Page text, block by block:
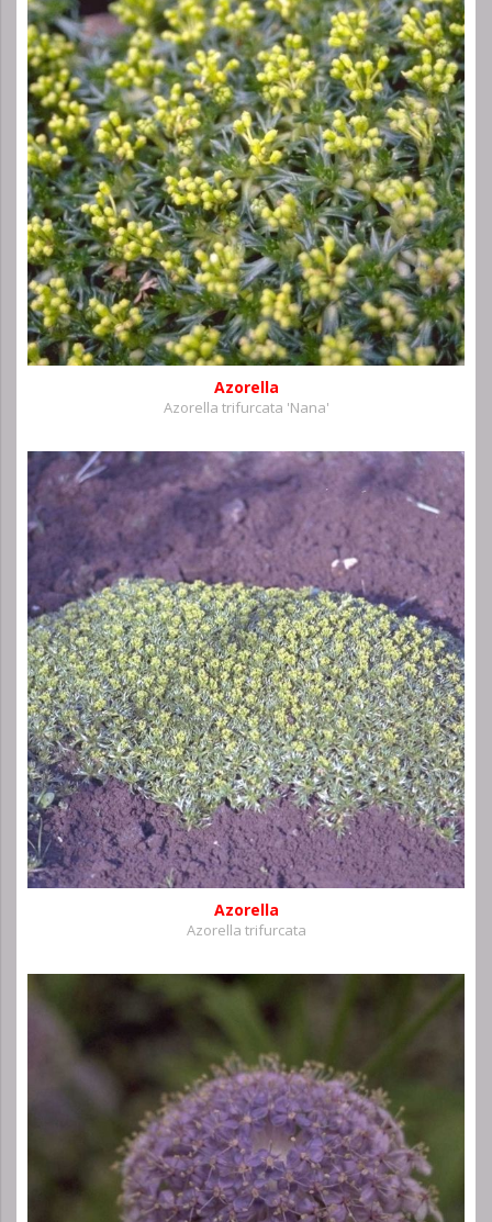
Azorella
Azorella trifurcata 'Nana'
Azorella
Azorella trifurcata